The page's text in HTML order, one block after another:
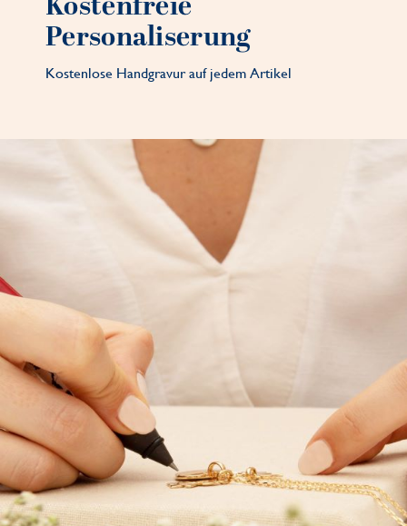
Personaliserung
Kostenlose Handgravur auf jedem Artikel